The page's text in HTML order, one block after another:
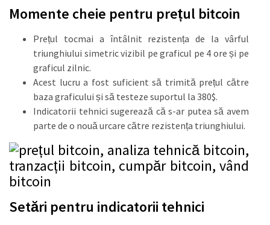
Momente cheie pentru prețul bitcoin
Prețul tocmai a întâlnit rezistența de la vârful
triunghiului simetric vizibil pe graficul pe 4 ore și pe
graficul zilnic.
Acest lucru a fost suficient să trimită prețul către
baza graficului și să testeze suportul la 380$.
Indicatorii tehnici sugerează că s-ar putea să avem
parte de o nouă urcare către rezistența triunghiului.
Setări pentru indicatorii tehnici